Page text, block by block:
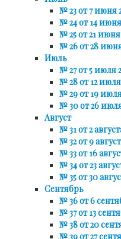
№ 23 от 7 июня
№ 24 от 14
№ 25 от 21 июня
№ 26 от 28
Июль
№ 27 от 5 июля
№ 28 от 12
№ 29 от 19
№ 30 от 26
Август
№ 31 от 2
№ 32 от 9
№ 33 от 16
№ 34 от 23
№ 35 от 30
Сентябрь
№ 36 от 6
№ 37 от 13
№ 38 от 20
№ 39 от 27